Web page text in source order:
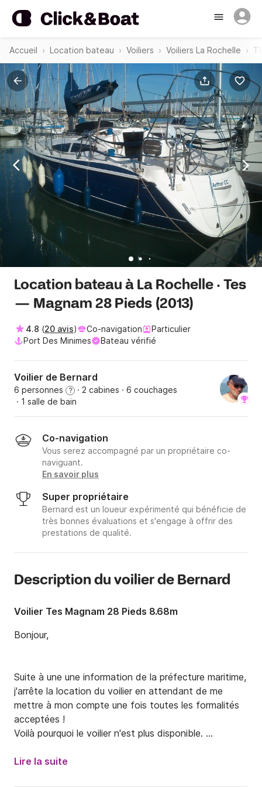
Accueil Location bateau Voiliers Voiliers La Rochelle
Location bateau à La Rochelle · Tes
— Magnam 28 Pieds (2013)
4.8 (20 avis) Co-navigation
Particulier
Port Des Minimes
Bateau vérifié
Voilier de Bernard
6 personnes ? · 2 cabines · 6 couchages
· 1 salle de bain
Co-navigation
Vous serez accompagné par un propriétaire co-
naviguant.
En savoir plus
Super propriétaire
Bernard est un loueur expérimenté qui bénéficie de
très bonnes évaluations et s'engage à offrir des
prestations de qualité.
Description du voilier de Bernard
Voilier Tes Magnam 28 Pieds 8.68m
Bonjour,
Suite à une une information de la préfecture maritime,
j'arrête la location du voilier en attendant de me
mettre à mon compte une fois toutes les formalités
acceptées !
Voilà pourquoi le voilier n'est plus disponible.
Lire la suite